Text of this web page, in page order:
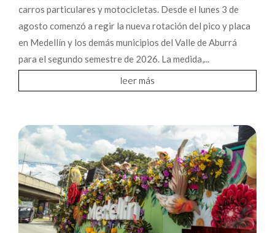
carros particulares y motocicletas. Desde el lunes 3 de
agosto comenzó a regir la nueva rotación del pico y placa
en Medellín y los demás municipios del Valle de Aburrá
para el segundo semestre de 2026. La medida,...
leer más